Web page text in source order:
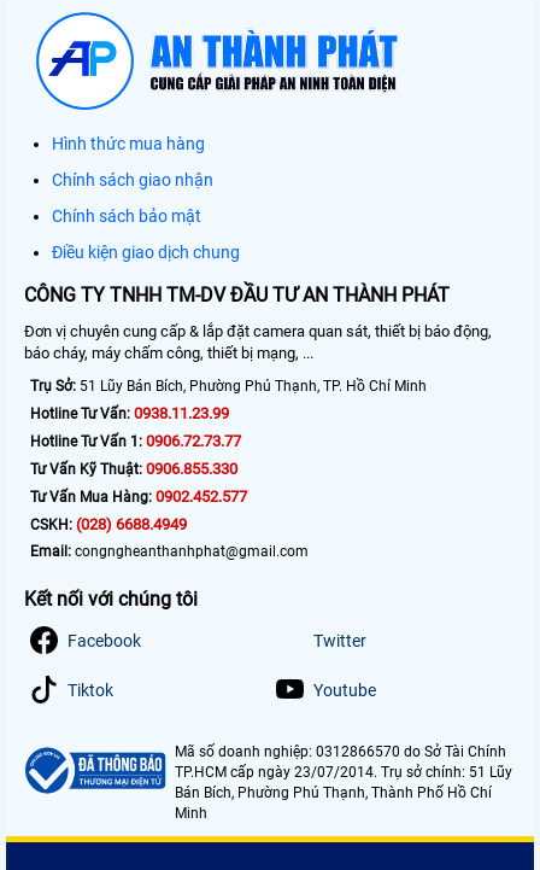
Hình thức mua hàng
Chính sách giao nhận
Chính sách bảo mật
Điều kiện giao dịch chung
CÔNG TY TNHH TM-DV ĐẦU TƯ AN THÀNH PHÁT
Đơn vị chuyên cung cấp & lắp đặt camera quan sát, thiết bị báo động,
báo cháy, máy chấm công, thiết bị mạng, ...
Trụ Sở: 51 Lũy Bán Bích, Phường Phú Thạnh, TP. Hồ Chí Minh
Hotline Tư Vấn: 0938.11.23.99
Hotline Tư Vấn 1: 0906.72.73.77
Tư Vấn Kỹ Thuật: 0906.855.330
Tư Vấn Mua Hàng: 0902.452.577
CSKH: (028) 6688.4949
Email: congngheanthanhphat@gmail.com
Kết nối với chúng tôi
Facebook Twitter
Tiktok Youtube
Mã số doanh nghiệp: 0312866570 do Sở Tài Chính
TP.HCM cấp ngày 23/07/2014. Trụ sở chính: 51 Lũy
Bán Bích, Phường Phú Thạnh, Thành Phố Hồ Chí
Minh